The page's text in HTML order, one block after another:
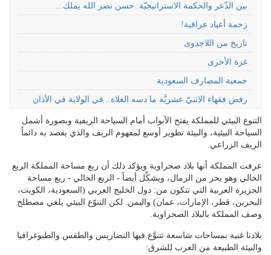
بين الذّعر والحكمة الاستراتيجيّة: حسن نصر الله يملك...
زحمة أعياد عراقية!
تاريخ من اللاجدوى
غزة الأخرى
جمعية المصارف السعودية
رفض فقهاء الاثنيّ عشريَّة ما دسه الغلاة.. في الولاية في الأذان
التنوع البيئي للمملكة يفتح الأبواب أمام السياحة الريفية وبصورة أشمل
السياحة البيئية، والبيئة تطوير أوسع لمفهوم الريف والذي يقصد به دائماً
الريف الزراعي.
عرفت المملكة أنها بلاد صحراوية ويؤكد ذلك أن ربع مساحة المملكة الربع
الخالي وهو بحر من الرمال، ويشكِّل أيضاً - الربع الخالي - ربع مساحة
الجزيرة العربية التي تتكون من: دول الخليج العربي (السعودية، الكويت،
البحرين، قطر، الإمارات، عمان) واليمن. لكن التنوّع البيئي يلغي مصطلح
وصف المملكة بالبلاد الصحراوية.
بلادنا غنية بمساحات شاسعة تتنوَّع فيها التضاريس والطقس والطبوغرافيا
والبيئة الطبيعة من الغرب للشرق: